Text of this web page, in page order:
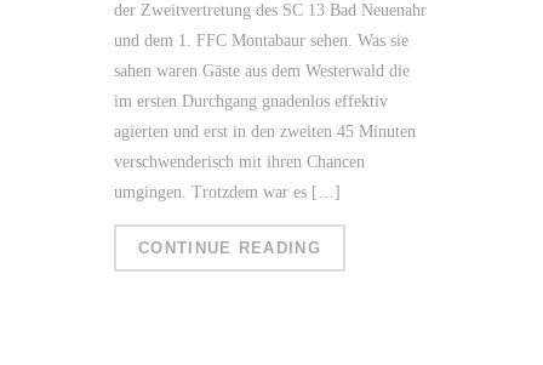
der Zweitvertretung des SC 13 Bad Neuenahr
und dem 1. FFC Montabaur sehen. Was sie
sahen waren Gäste aus dem Westerwald die
im ersten Durchgang gnadenlos effektiv
agierten und erst in den zweiten 45 Minuten
verschwenderisch mit ihren Chancen
umgingen. Trotzdem war es […]
CONTINUE READING